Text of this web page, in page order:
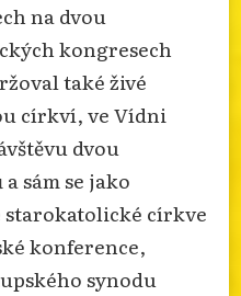
na dvou
kongresech
také živé
církví, ve Vídni
dvou
sám se jako
církve
konference,
synodu